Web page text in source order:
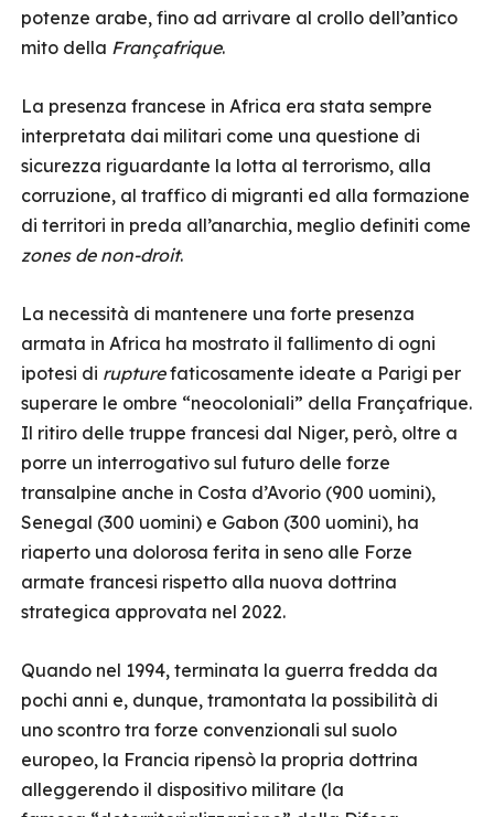
potenze arabe, fino ad arrivare al crollo dell’antico
mito della Françafrique.
La presenza francese in Africa era stata sempre
interpretata dai militari come una questione di
sicurezza riguardante la lotta al terrorismo, alla
corruzione, al traffico di migranti ed alla formazione
di territori in preda all’anarchia, meglio definiti come
zones de non-droit.
La necessità di mantenere una forte presenza
armata in Africa ha mostrato il fallimento di ogni
ipotesi di rupturefaticosamente ideate a Parigi per
superare le ombre “neocoloniali” della Françafrique.
Il ritiro delle truppe francesi dal Niger, però, oltre a
porre un interrogativo sul futuro delle forze
transalpine anche in Costa d’Avorio (900 uomini),
Senegal (300 uomini) e Gabon (300 uomini), ha
riaperto una dolorosa ferita in seno alle Forze
armate francesi rispetto alla nuova dottrina
strategica approvata nel 2022.
Quando nel 1994, terminata la guerra fredda da
pochi anni e, dunque, tramontata la possibilità di
uno scontro tra forze convenzionali sul suolo
europeo, la Francia ripensò la propria dottrina
alleggerendo il dispositivo militare (la